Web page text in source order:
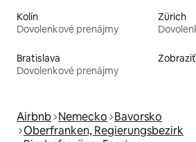
Kolín
Dovolenkové prenájmy
Zürich
Bratislava
Dovolenkové prenájmy
Airbnb Nemecko Bavorsko
Oberfranken, Regierungsbezirk